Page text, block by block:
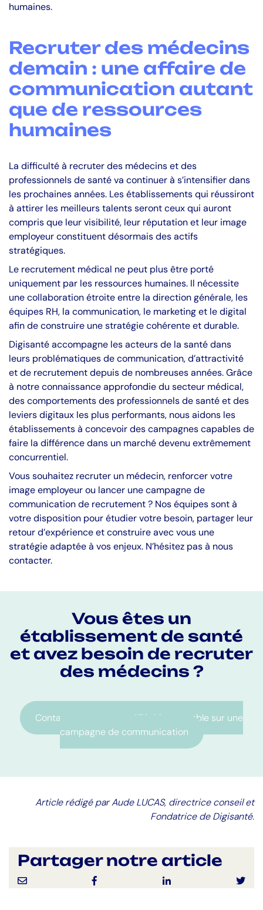
humaines.
Recruter des médecins
demain : une affaire de
communication autant
que de ressources
humaines
La difficulté à recruter des médecins et des
professionnels de santé va continuer à s’intensifier dans
les prochaines années. Les établissements qui réussiront
à attirer les meilleurs talents seront ceux qui auront
compris que leur visibilité, leur réputation et leur image
employeur constituent désormais des actifs
stratégiques.
Le recrutement médical ne peut plus être porté
uniquement par les ressources humaines. Il nécessite
une collaboration étroite entre la direction générale, les
équipes RH, la communication, le marketing et le digital
afin de construire une stratégie cohérente et durable.
Digisanté accompagne les acteurs de la santé dans
leurs problématiques de communication, d’attractivité
et de recrutement depuis de nombreuses années. Grâce
à notre connaissance approfondie du secteur médical,
des comportements des professionnels de santé et des
leviers digitaux les plus performants, nous aidons les
établissements à concevoir des campagnes capables de
faire la différence dans un marché devenu extrêmement
concurrentiel.
Vous souhaitez recruter un médecin, renforcer votre
image employeur ou lancer une campagne de
communication de recrutement ? Nos équipes sont à
votre disposition pour étudier votre besoin, partager leur
retour d’expérience et construire avec vous une
stratégie adaptée à vos enjeux. N’hésitez pas à nous
contacter.
Vous êtes un
établissement de santé
et avez besoin de recruter
des médecins ?
Contactez-nous pour réfléchir ensemble sur une
campagne de communication
Article rédigé par Aude LUCAS, directrice conseil et
Fondatrice de Digisanté.
Partager notre article